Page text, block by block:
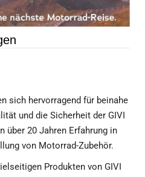
sich hervorragend für beinahe
und die Sicherheit der GIVI
über 20 Jahren Erfahrung in
von Motorrad-Zubehör.
Produkten von GIVI